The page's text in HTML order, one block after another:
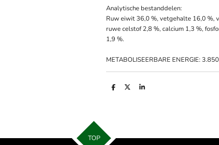
Analytische bestanddelen:
Ruw eiwit 36,0 %, vetgehalte 16,0 %,
ruwe celstof 2,8 %, calcium 1,3 %,
1,9 %.
METABOLISEERBARE ENERGIE:
D
D
S
TOP